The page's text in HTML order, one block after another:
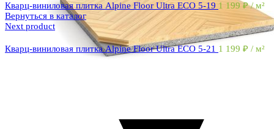
Кварц-виниловая плитка Alpine Floor Ultra ECO 5-19 1 199₽/ м²
Вернуться в каталог
Next product
Кварц-виниловая плитка Alpine Floor Ultra ECO 5-21 1 199 ₽ / м²